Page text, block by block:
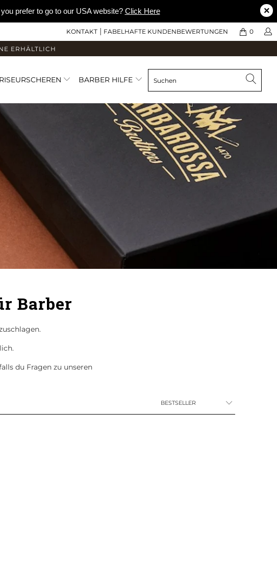
prefer to go to our USA website? Click Here ×
0
KONTAKT | FABELHAFTE KUNDENBEWERTUNGEN
ERHÄLTLICH
BARBER HILFE
Barber
du Fragen zu unseren